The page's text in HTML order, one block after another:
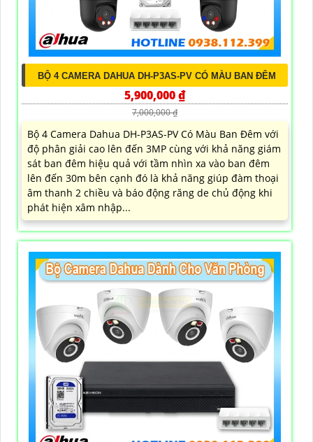
BỘ 4 CAMERA DAHUA DH-P3AS-PV CÓ MÀU BAN ĐÊM
5,900,000 ₫
7,000,000 ₫
Bộ 4 Camera Dahua DH-P3AS-PV Có Màu Ban Đêm với
độ phân giải cao lên đến 3MP cùng với khả năng giám
sát ban đêm hiệu quả với tầm nhìn xa vào ban đêm
lên đến 30m bên cạnh đó là khả năng giúp đàm thoại
âm thanh 2 chiều và báo động răng de chủ động khi
phát hiện xâm nhập...